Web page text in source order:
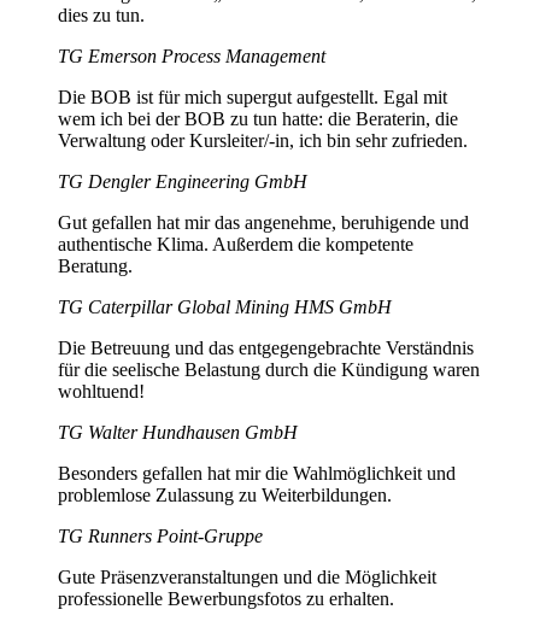
dies zu tun.
TG Emerson Process Management
Die BOB ist für mich supergut aufgestellt. Egal mit
wem ich bei der BOB zu tun hatte: die Beraterin, die
Verwaltung oder Kursleiter/-in, ich bin sehr zufrieden.
TG Dengler Engineering GmbH
Gut gefallen hat mir das angenehme, beruhigende und
authentische Klima. Außerdem die kompetente
Beratung.
TG Caterpillar Global Mining HMS GmbH
Die Betreuung und das entgegengebrachte Verständnis
für die seelische Belastung durch die Kündigung waren
wohltuend!
TG Walter Hundhausen GmbH
Besonders gefallen hat mir die Wahlmöglichkeit und
problemlose Zulassung zu Weiterbildungen.
TG Runners Point-Gruppe
Gute Präsenzveranstaltungen und die Möglichkeit
professionelle Bewerbungsfotos zu erhalten.